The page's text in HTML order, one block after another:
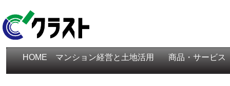
HOME マンション経営と土地活用 商品・サービス